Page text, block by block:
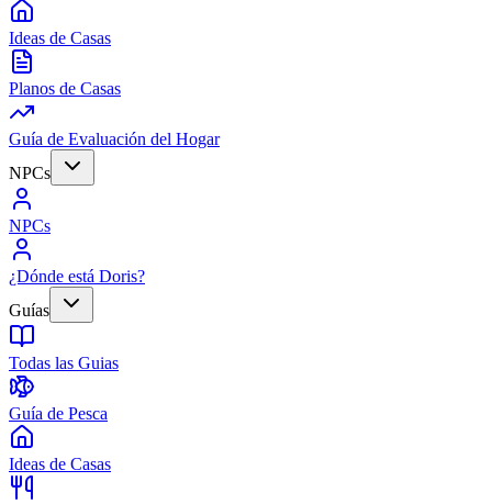
Ideas de Casas
Planos de Casas
Guía de Evaluación del Hogar
NPCs
NPCs
¿Dónde está Doris?
Guías
Todas las Guias
Guía de Pesca
Ideas de Casas